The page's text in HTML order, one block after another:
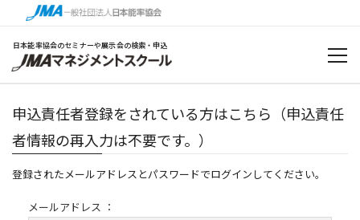
日本能率協会のセミナーや展示会の検索・申込
申込責任者登録をされている方はこちら（申込責任
者情報の再入力は不要です。）
登録されたメールアドレスとパスワードでログインしてください。
メールアドレス ：